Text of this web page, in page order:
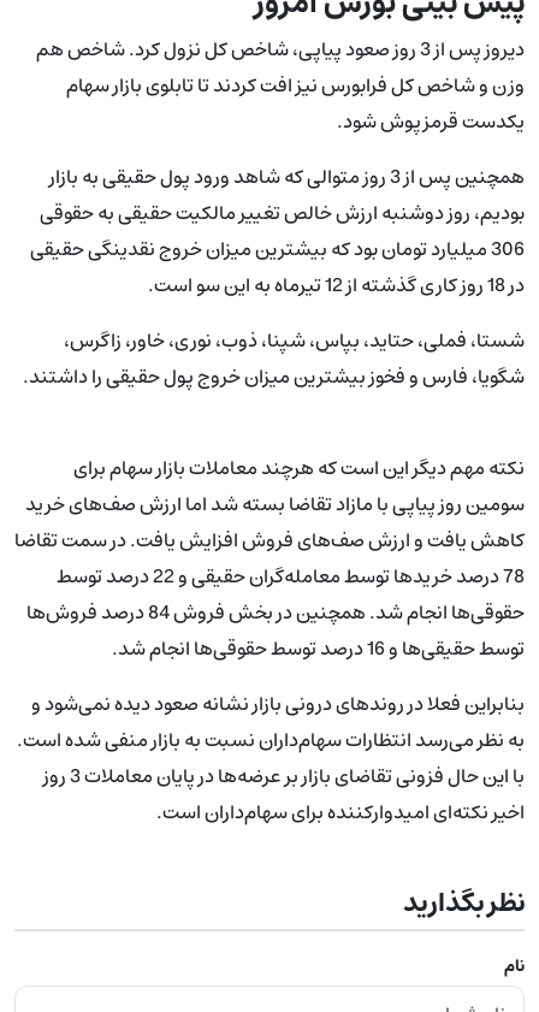
دیروز پس از 3 روز صعود پیاپی، شاخص کل نزول کرد. شاخص هم
وزن و شاخص کل فرابورس نیز افت کردند تا تابلوی بازار سهام
یکدست قرمزپوش شود.
همچنین پس از 3 روز متوالی که شاهد ورود پول حقیقی به بازار
بودیم، روز دوشنبه ارزش خالص تغییر مالکیت حقیقی به حقوقی
306 میلیارد تومان بود که بیشترین میزان خروج نقدینگی حقیقی
در 18 روز کاری گذشته از 12 تیرماه به این سو است.
شستا، فملی، حتاید، بپاس، شپنا، ذوب، نوری، خاور، زاگرس،
شگویا، فارس و فخوز بیشترین میزان خروج پول حقیقی را داشتند.
نکته مهم‌ دیگر این است که هرچند معاملات بازار سهام برای
سومین روز پیاپی با مازاد تقاضا بسته شد اما ارزش صف‎‌های خرید
کاهش یافت و ارزش صف‌های فروش افزایش یافت. در سمت تقاضا
78 درصد خریدها توسط معامله‌گران حقیقی و 22 درصد توسط
حقوقی‌ها انجام شد. همچنین در بخش فروش 84 درصد فروش‌ها
توسط حقیقی‌ها و 16 درصد توسط حقوقی‌ها انجام شد.
بنابراین فعلا در روندهای درونی بازار نشانه صعود دیده نمی‌شود و
به نظر می‌رسد انتظارات سهام‌داران نسبت به بازار منفی شده است.
با این حال فزونی تقاضای بازار بر عرضه‌ها در پایان معاملات 3 روز
اخیر نکته‌ای امیدوارکننده برای سهام‌داران است.
نظر بگذارید
نام